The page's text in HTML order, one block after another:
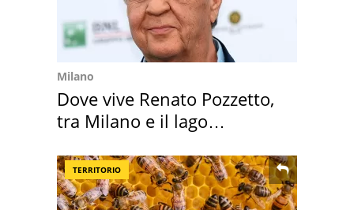
Milano
Dove vive Renato Pozzetto,
tra Milano e il lago
TERRITORIO